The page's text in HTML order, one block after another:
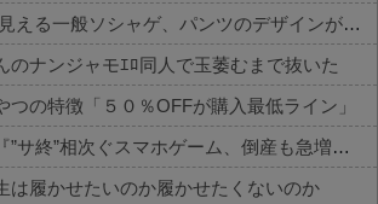
【朗報】 パンツが見える一般ソシャゲ、パンツのデザインが上方修正される
のナンジャモｴﾛ同人で玉萎むまで抜いた
つの特徴「５０％OFFが購入最低ライン」
【悲報】メディア『”サ終”相次ぐスマホゲーム、倒産も急増。過去最多ペースで推移』
は履かせたいのか履かせたくないのか